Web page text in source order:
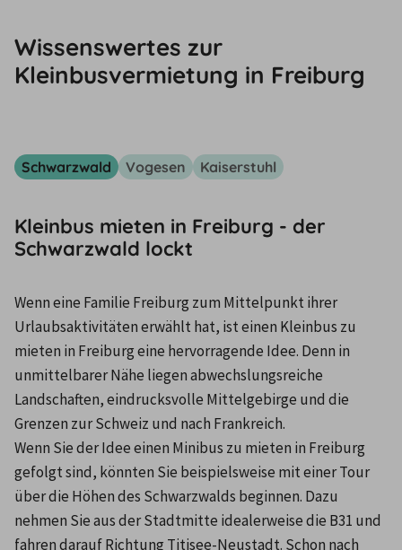
Wissenswertes zur
Kleinbusvermietung in Freiburg
Schwarzwald Vogesen Kaiserstuhl
Kleinbus mieten in Freiburg - der
Schwarzwald lockt
Wenn eine Familie Freiburg zum Mittelpunkt ihrer
Urlaubsaktivitäten erwählt hat, ist einen Kleinbus zu
mieten in Freiburg eine hervorragende Idee. Denn in
unmittelbarer Nähe liegen abwechslungsreiche
Landschaften, ­eindrucksvolle Mittelgebirge und die
Grenzen zur Schweiz und nach Frankreich.
Wenn Sie der Idee einen Minibus zu mieten in Freiburg
gefolgt sind, könnten Sie beispielsweise mit einer Tour
über die Höhen des Schwarzwalds beginnen. Dazu
nehmen Sie aus der Stadtmitte idealerweise die ­B31 und
fahren darauf Richtung Titisee-Neustadt. Schon nach